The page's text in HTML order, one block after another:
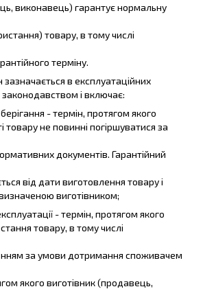
виконавець) гарантує нормальну
товару, в тому числі
терміну.
зазначається в експлуатаційних
законодавством і включає:
- термін, протягом якого
товару не повинні погіршуватися за
документів. Гарантійний
від дати виготовлення товару і
виготівником;
- термін, протягом якого
товару, в тому числі
за умови дотримання споживачем
якого виготівник (продавець,